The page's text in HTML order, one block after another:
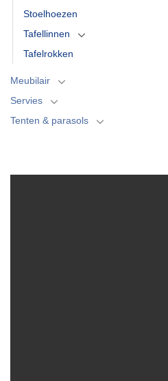
Stoelhoezen
Tafellinnen
Tafelrokken
Meubilair
Servies
Tenten & parasols